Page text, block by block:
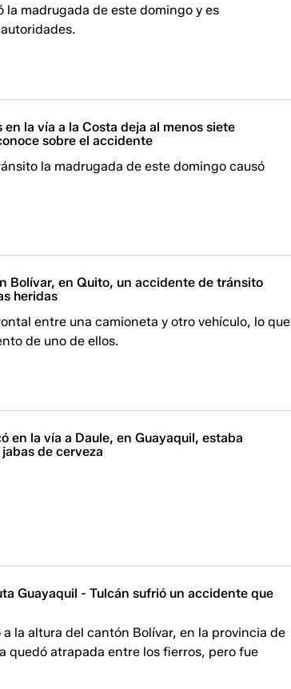
la madrugada de este domingo y es
la vía a la Costa deja al menos siete
sobre el accidente
la madrugada de este domingo causó
Bolívar, en Quito, un accidente de tránsito
heridas
entre una camioneta y otro vehículo, lo que
de uno de ellos.
en la vía a Daule, en Guayaquil, estaba
de cerveza
Guayaquil - Tulcán sufrió un accidente que
la altura del cantón Bolívar, en la provincia de
quedó atrapada entre los fierros, pero fue